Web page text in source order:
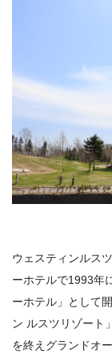
ウェスティンルス
ーホテルで1993年
ーホテル」として
ン ルスツリゾート
を終えグランドオ